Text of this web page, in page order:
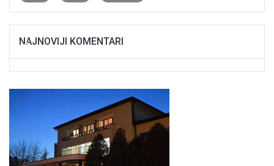
NAJNOVIJI KOMENTARI